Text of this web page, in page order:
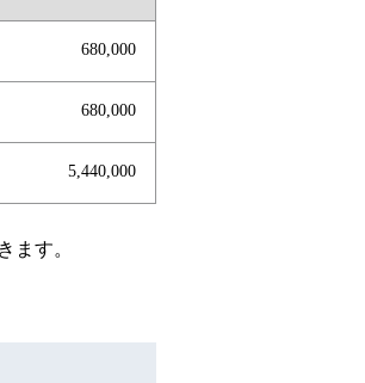
680,000
680,000
5,440,000
ます。